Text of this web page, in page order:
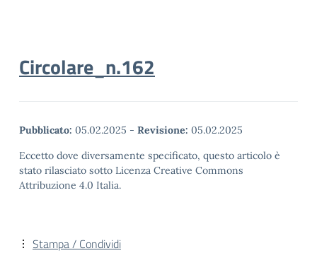
Circolare_n.162
Pubblicato: 05.02.2025 - Revisione: 05.02.2025
Eccetto dove diversamente specificato, questo articolo è
stato rilasciato sotto Licenza Creative Commons
Attribuzione 4.0 Italia.
Stampa / Condividi